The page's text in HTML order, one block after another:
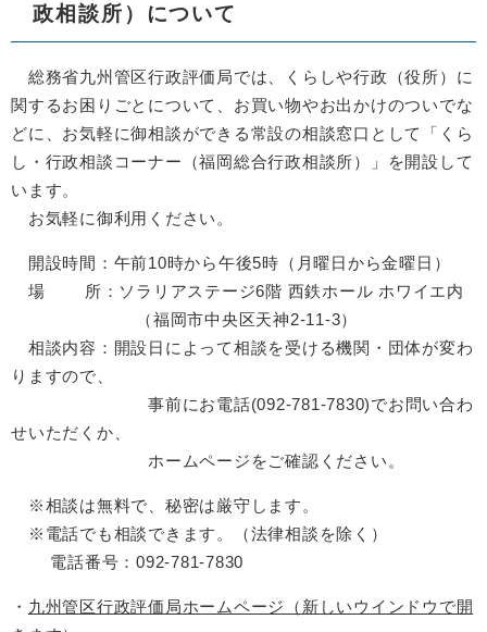
政相談所）について
総務省九州管区行政評価局では、くらしや行政（役所）に
関するお困りごとについて、お買い物やお出かけのついでな
どに、お気軽に御相談ができる常設の相談窓口として「くら
し・行政相談コーナー（福岡総合行政相談所）」を開設して
います。
お気軽に御利用ください。
開設時間：午前10時から午後5時（月曜日から金曜日）
場 所：ソラリアステージ6階 西鉄ホール ホワイエ内
（福岡市中央区天神2-11-3）
相談内容：開設日によって相談を受ける機関・団体が変わ
りますので、
事前にお電話(092-781-7830)でお問い合わ
せいただくか、
ホームページをご確認ください。
※相談は無料で、秘密は厳守します。
※電話でも相談できます。（法律相談を除く）
電話番号：092-781-7830
・ 九州管区行政評価局ホームページ（新しいウインドウで開